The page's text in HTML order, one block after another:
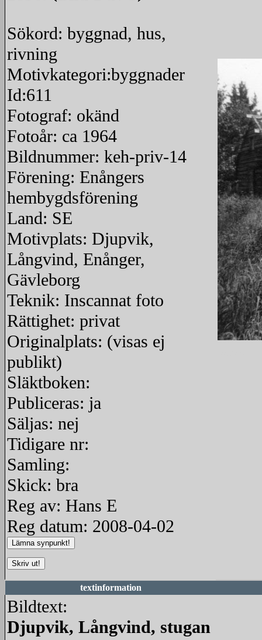
Sökord: byggnad, hus,
rivning
Motivkategori:byggnader
Id:611
Fotograf: okänd
Fotoår: ca 1964
Bildnummer: keh-priv-14
Förening: Enångers
hembygdsförening
Land: SE
Motivplats: Djupvik,
Långvind, Enånger,
Gävleborg
Teknik: Inscannat foto
Rättighet: privat
Originalplats: (visas ej
publikt)
Släktboken:
Publiceras: ja
Säljas: nej
Tidigare nr:
Samling:
Skick: bra
Reg av: Hans E
Reg datum: 2008-04-02
textinformation
Bildtext:
Djupvik, Långvind, stugan